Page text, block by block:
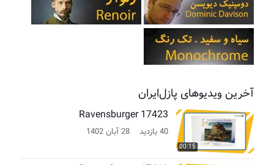
آخرین ویدیوهای پازل‌ایران
00:15
Ravensburger 17423
40 بازدید 28 آبان 1402